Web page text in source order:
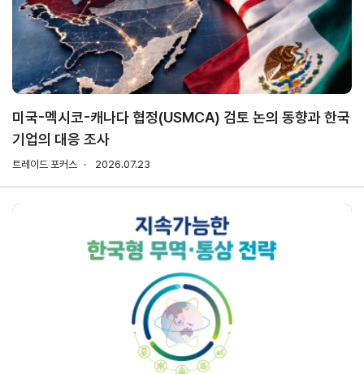
수입규제
지원·사업
KITA
발급
수출역
AI
빅데이
터
맞춤분
석
trade
입점
미국-멕시코-캐나다 협정(USMCA) 검토 논의 동향과 한국
기업의 대응 조사
트레이드 포커스 2026.07.23